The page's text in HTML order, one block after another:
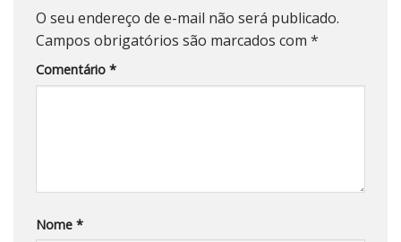
O seu endereço de e-mail não será publicado.
Campos obrigatórios são marcados com *
Comentário *
Nome *